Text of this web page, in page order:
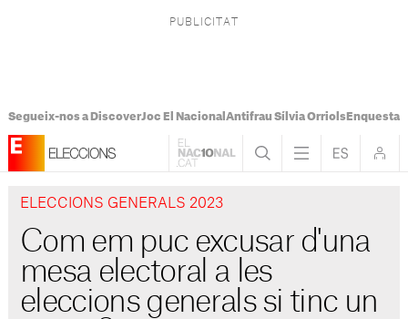
Segueix-nos a DiscoverJoc El Nacional Antifrau Sílvia OrriolsEnquesta
ELECCIONS GENERALS 2023
Com em puc excusar d'una
mesa electoral a les
eleccions generals si tinc un